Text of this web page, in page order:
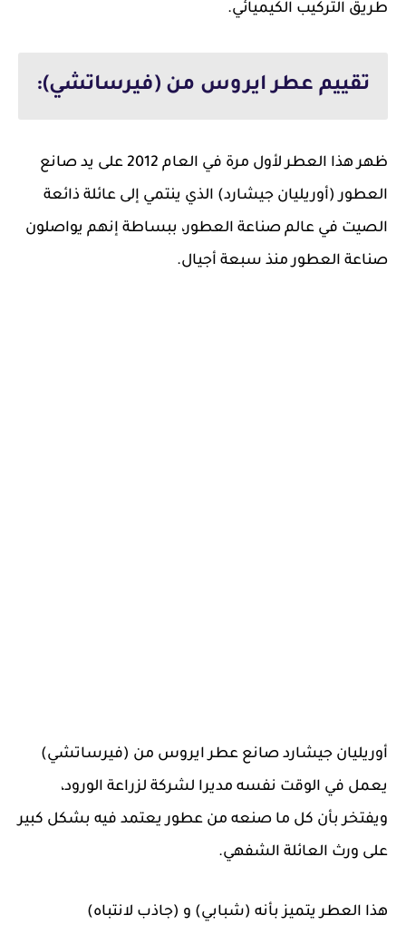
طريق التركيب الكيميائي.
تقييم عطر ايروس من (فيرساتشي):
ظهر هذا العطر لأول مرة في العام 2012 على يد صانع
العطور (أوريليان جيشارد) الذي ينتمي إلى عائلة ذائعة
الصيت في عالم صناعة العطور، ببساطة إنهم يواصلون
صناعة العطور منذ سبعة أجيال.
أوريليان جيشارد صانع عطر ايروس من (فيرساتشي)
يعمل في الوقت نفسه مديرا لشركة لزراعة الورود،
ويفتخر بأن كل ما صنعه من عطور يعتمد فيه بشكل كبير
على ورث العائلة الشفهي.
هذا العطر يتميز بأنه (شبابي) و (جاذب لانتباه)